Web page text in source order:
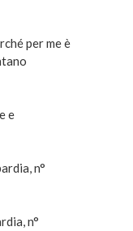
per me è
e
n°
n°